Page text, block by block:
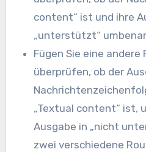
content“ ist und ihre
„unterstützt“
Fügen Sie eine andere
überprüfen, ob der
„Textual content“ ist,
Ausgabe in „nicht
zwei verschiedene